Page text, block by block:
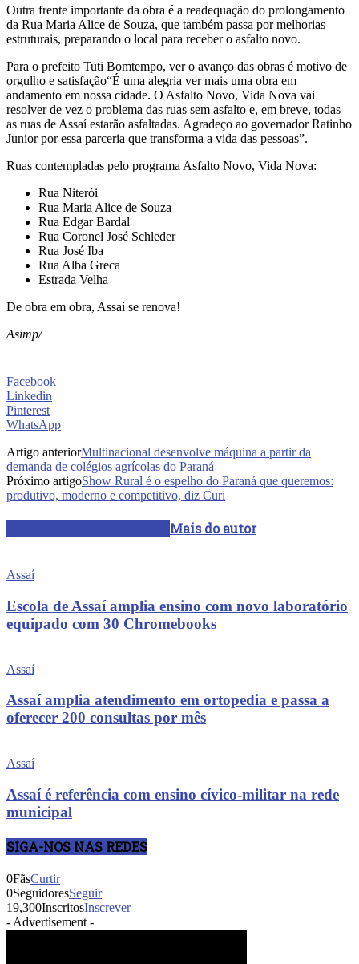
Outra frente importante da obra é a readequação do prolongamento
da Rua Maria Alice de Souza, que também passa por melhorias
estruturais, preparando o local para receber o asfalto novo.
Para o prefeito Tuti Bomtempo, ver o avanço das obras é motivo de
orgulho e satisfação“É uma alegria ver mais uma obra em
andamento em nossa cidade. O Asfalto Novo, Vida Nova vai
resolver de vez o problema das ruas sem asfalto e, em breve, todas
as ruas de Assaí estarão asfaltadas. Agradeço ao governador Ratinho
Junior por essa parceria que transforma a vida das pessoas”.
Ruas contempladas pelo programa Asfalto Novo, Vida Nova:
Rua Niterói
Rua Maria Alice de Souza
Rua Edgar Bardal
Rua Coronel José Schleder
Rua José Iba
Rua Alba Greca
Estrada Velha
De obra em obra, Assaí se renova!
Asimp/
Facebook
Linkedin
Pinterest
WhatsApp
Artigo anteriorMultinacional desenvolve máquina a partir da
demanda de colégios agrícolas do Paraná
Próximo artigoShow Rural é o espelho do Paraná que queremos:
produtivo, moderno e competitivo, diz Curi
Mais do autor
Assaí
Escola de Assaí amplia ensino com novo laboratório
equipado com 30 Chromebooks
Assaí
Assaí amplia atendimento em ortopedia e passa a
oferecer 200 consultas por mês
Assaí
Assaí é referência com ensino cívico-militar na rede
municipal
SIGA-NOS NAS REDES
0FãsCurtir
0SeguidoresSeguir
19,300InscritosInscrever
- Advertisement -